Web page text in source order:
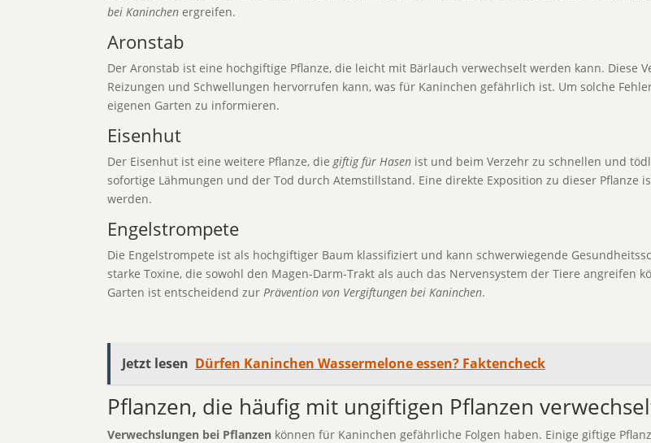
bei Kaninchen ergreifen.
Aronstab
Der Aronstab ist eine hochgiftige Pflanze, die leicht mit Bärlauch verwechselt werden kann. Diese
Reizungen und Schwellungen hervorrufen kann, was für Kaninchen gefährlich ist. Um solche
eigenen Garten zu informieren.
Eisenhut
Der Eisenhut ist eine weitere Pflanze, die giftig für Hasen ist und beim Verzehr zu schnellen und
sofortige Lähmungen und der Tod durch Atemstillstand. Eine direkte Exposition zu dieser
werden.
Engelstrompete
Die Engelstrompete ist als hochgiftiger Baum klassifiziert und kann schwerwiegende
starke Toxine, die sowohl den Magen-Darm-Trakt als auch das Nervensystem der Tiere angreifen
Garten ist entscheidend zur Prävention von Vergiftungen bei Kaninchen.
Jetzt lesen Dürfen Kaninchen Wassermelone essen? Faktencheck
Pflanzen, die häufig mit ungiftigen Pflanzen
Verwechslungen bei Pflanzen können für Kaninchen gefährliche Folgen haben. Einige giftige